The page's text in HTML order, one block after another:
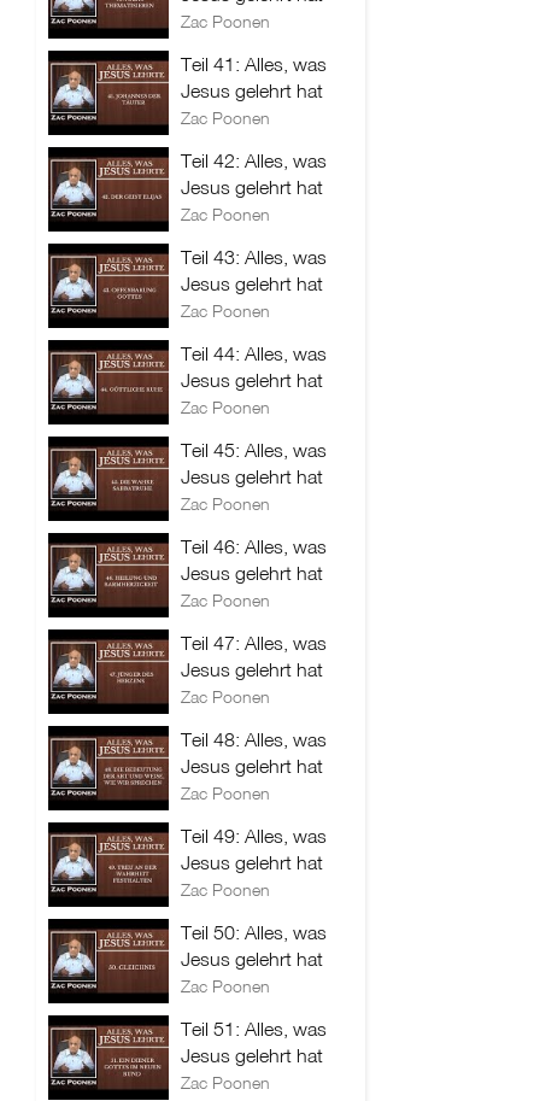
Zac Poonen
Teil 41: Alles, was
Jesus gelehrt hat
Zac Poonen
Teil 42: Alles, was
Jesus gelehrt hat
Zac Poonen
Teil 43: Alles, was
Jesus gelehrt hat
Zac Poonen
Teil 44: Alles, was
Jesus gelehrt hat
Zac Poonen
Teil 45: Alles, was
Jesus gelehrt hat
Zac Poonen
Teil 46: Alles, was
Jesus gelehrt hat
Zac Poonen
Teil 47: Alles, was
Jesus gelehrt hat
Zac Poonen
Teil 48: Alles, was
Jesus gelehrt hat
Zac Poonen
Teil 49: Alles, was
Jesus gelehrt hat
Zac Poonen
Teil 50: Alles, was
Jesus gelehrt hat
Zac Poonen
Teil 51: Alles, was
Jesus gelehrt hat
Zac Poonen